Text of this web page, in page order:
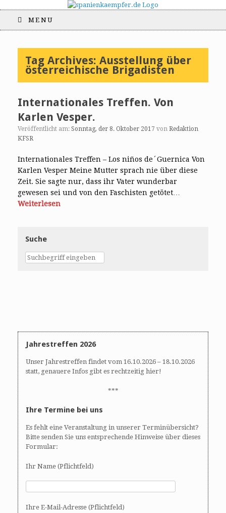
MENU
Tag Archives: Ausstellung über
österreichische Brigadisten
Internationales Treffen. Von
Karlen Vesper.
Veröffentlicht am: Sonntag, der 8. Oktober 2017 von Redaktion
KFSR
Internationales Treffen – Los niños de´Guernica Von
Karlen Vesper Meine Mutter sprach nie über diese
Zeit. Sie sagte nur, dass ihr Vater wunderbar
gewesen sei und von den Faschisten getötet…
Weiterlesen
Suche
Jahrestreffen 2026
Unser Jahrestreffen findet vom 16.10.2026 – 18.10.2026
statt, genauere Infos gibt es rechtzeitig hier!
***
Ihre Termine bei uns
Es fehlt eine Veranstaltung in unserer Terminübersicht?
Bitte senden Sie uns entsprechende Hinweise über dieses
Formular:
Ihr Name (Pflichtfeld)
Ihre E-Mail-Adresse (Pflichtfeld)